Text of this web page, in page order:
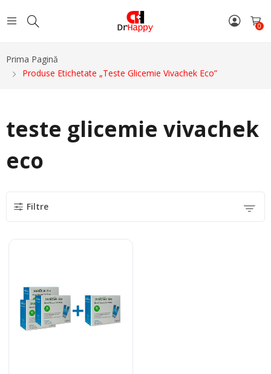
0
Prima Pagină
Produse Etichetate „teste Glicemie Vivachek Eco”
teste glicemie vivachek
eco
Filtre